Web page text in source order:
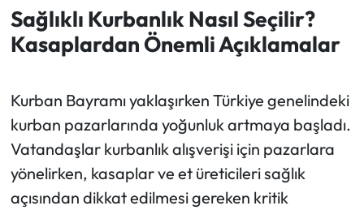
Sağlıklı Kurbanlık Nasıl Seçilir?
Kasaplardan Önemli Açıklamalar
Kurban Bayramı yaklaşırken Türkiye genelindeki
kurban pazarlarında yoğunluk artmaya başladı.
Vatandaşlar kurbanlık alışverişi için pazarlara
yönelirken, kasaplar ve et üreticileri sağlık
açısından dikkat edilmesi gereken kritik
Spor Yazıları
Ekonomi
Sağlık
Turizm